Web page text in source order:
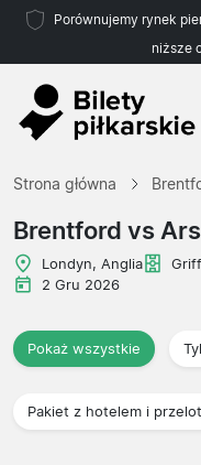
Porównujemy rynek
niższe
Strona główna
Brentford vs
Londyn, Anglia
2 Gru 2026
Pokaż wszystkie
Pakiet z hotelem i